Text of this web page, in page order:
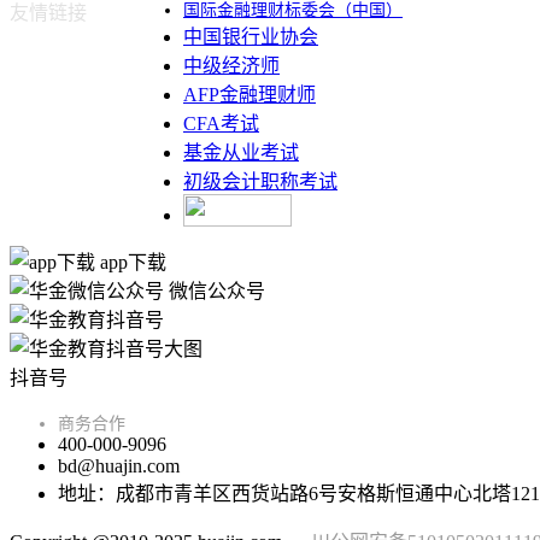
友情链接 国际金融理财标委会（中国）
中国银行业协会
中级经济师
AFP金融理财师
CFA考试
基金从业考试
初级会计职称考试
app下载
微信公众号
抖音号
商务合作
400-000-9096
bd@huajin.com
地址：成都市青羊区西货站路6号安格斯恒通中心北塔